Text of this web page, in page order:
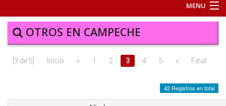
MENU
INICIOOTROS EN CAMPECHE
[3 de 5] Inicio « 1 2 3 4 5 » Final
42 Registros en total